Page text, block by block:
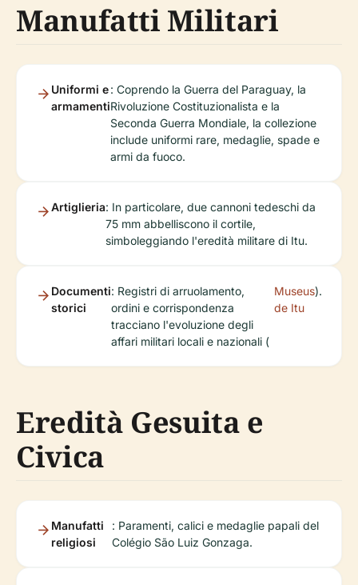
Manufatti Militari
Uniformi e
armamenti
: Coprendo la Guerra del Paraguay, la
Rivoluzione Costituzionalista e la
Seconda Guerra Mondiale, la collezione
include uniformi rare, medaglie, spade e
armi da fuoco.
Artiglieria: In particolare, due cannoni tedeschi da
75 mm abbelliscono il cortile,
simboleggiando l'eredità militare di Itu.
Documenti
storici
: Registri di arruolamento,
ordini e corrispondenza
tracciano l'evoluzione degli
affari militari locali e nazionali (
Museus
de Itu
).
Eredità Gesuita e
Civica
Manufatti
religiosi
: Paramenti, calici e medaglie papali del
Colégio São Luiz Gonzaga.